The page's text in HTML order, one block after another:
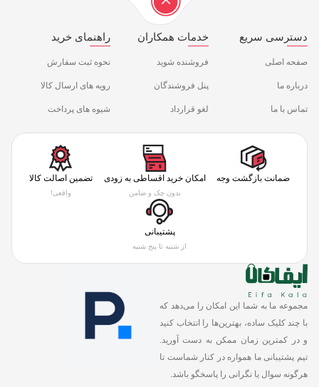
دسترسی سریع
صفحه اصلی
درباره ما
تماس با ما
خدمات همکاران
فروشنده شوید
پنل فروشندگان
لغو قرارداد
راهنمای خرید
نحوه ثبت سفارش
رویه های ارسال کالا
شیوه های پرداخت
ضمانت بازگشت وجه امکان خرید اقساطی به زودی
بدون چک و ضامن
تضمین اصالت کالا
واقعی!
پشتیبانی
از شنبه تا پنج شنبه
مجموعه ما به شما این امکان را می‌دهد که
با چند کلیک ساده، بهترین‌ها را انتخاب کنید
و در کمترین زمان ممکن به دست آورید.
تیم پشتیبانی ما همواره در کنار شماست تا
هرگونه سوال یا نگرانی را پاسخگو باشد.